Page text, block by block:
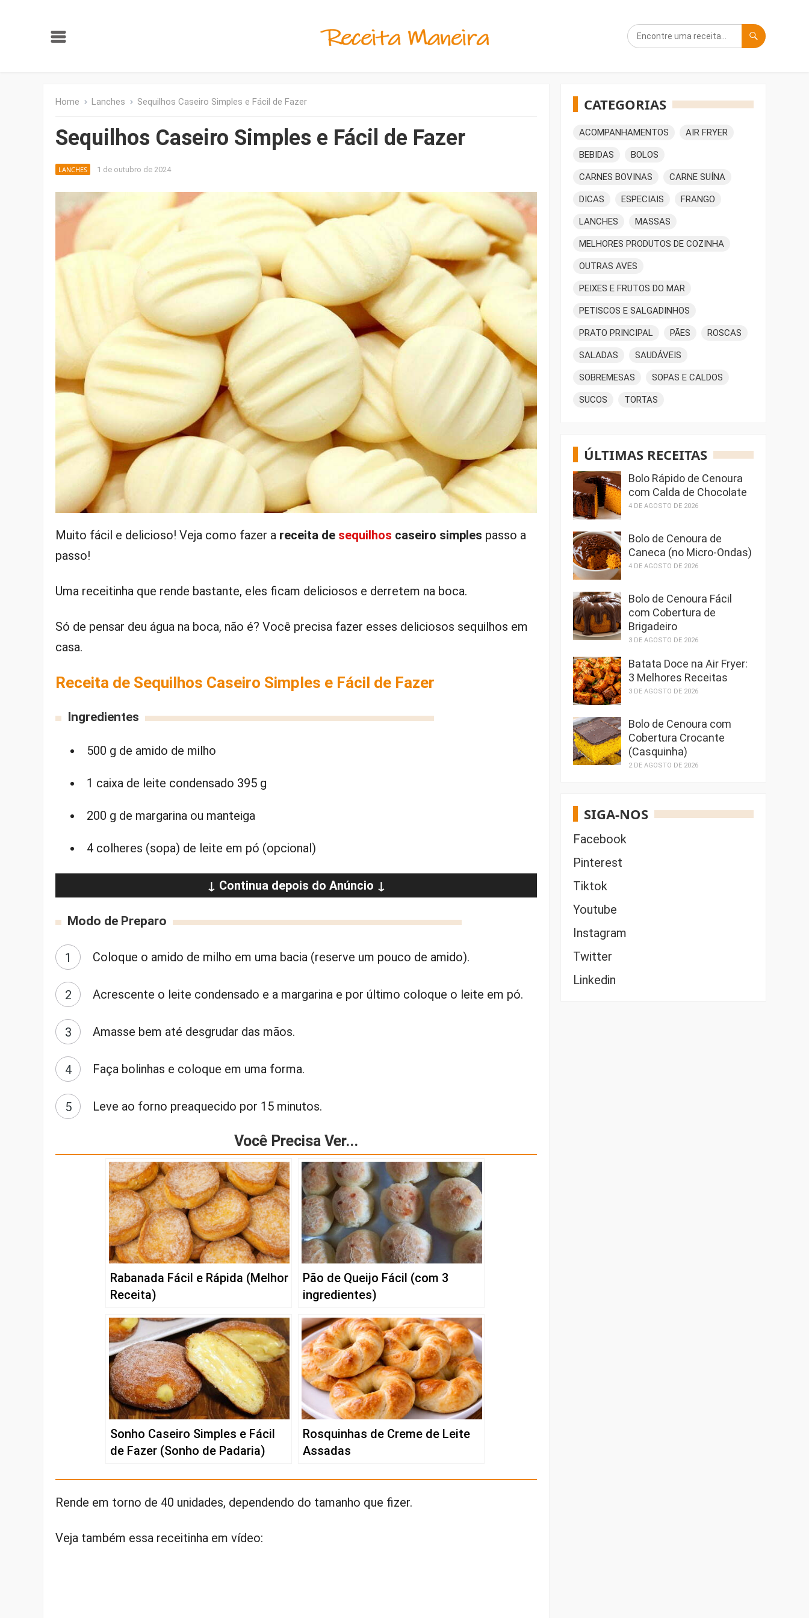
Home Lanches Sequilhos Caseiro Simples e Fácil de Fazer
Sequilhos Caseiro Simples e Fácil de Fazer
LANCHES 1 de outubro de 2024
Muito fácil e delicioso! Veja como fazer a receita de sequilhos caseiro simples passo a
passo!
Uma receitinha que rende bastante, eles ficam deliciosos e derretem na boca.
Só de pensar deu água na boca, não é? Você precisa fazer esses deliciosos sequilhos em
casa.
Receita de Sequilhos Caseiro Simples e Fácil de Fazer
Ingredientes
500 g de amido de milho
1 caixa de leite condensado 395 g
200 g de margarina ou manteiga
4 colheres (sopa) de leite em pó (opcional)
↓ Continua depois do Anúncio ↓
Modo de Preparo
Coloque o amido de milho em uma bacia (reserve um pouco de amido).
Acrescente o leite condensado e a margarina e por último coloque o leite em pó.
Amasse bem até desgrudar das mãos.
Faça bolinhas e coloque em uma forma.
Leve ao forno preaquecido por 15 minutos.
Você Precisa Ver...
Rabanada Fácil e Rápida (Melhor
Receita)
Pão de Queijo Fácil (com 3
ingredientes)
Sonho Caseiro Simples e Fácil
de Fazer (Sonho de Padaria)
Rosquinhas de Creme de Leite
Assadas
Rende em torno de 40 unidades, dependendo do tamanho que fizer.
Veja também essa receitinha em vídeo:
CATEGORIAS
ACOMPANHAMENTOS AIR FRYER
BEBIDAS BOLOS
CARNES BOVINAS CARNE SUÍNA
DICAS ESPECIAIS FRANGO
LANCHES MASSAS
MELHORES PRODUTOS DE COZINHA
OUTRAS AVES
PEIXES E FRUTOS DO MAR
PETISCOS E SALGADINHOS
PRATO PRINCIPAL PÃES ROSCAS
SALADAS SAUDÁVEIS
SOBREMESAS SOPAS E CALDOS
SUCOS TORTAS
ÚLTIMAS RECEITAS
Bolo Rápido de Cenoura
com Calda de Chocolate
4 DE AGOSTO DE 2026
Bolo de Cenoura de
Caneca (no Micro-Ondas)
4 DE AGOSTO DE 2026
Bolo de Cenoura Fácil
com Cobertura de
Brigadeiro
3 DE AGOSTO DE 2026
Batata Doce na Air Fryer:
3 Melhores Receitas
3 DE AGOSTO DE 2026
Bolo de Cenoura com
Cobertura Crocante
(Casquinha)
2 DE AGOSTO DE 2026
SIGA-NOS
Facebook
Pinterest
Tiktok
Youtube
Instagram
Twitter
Linkedin